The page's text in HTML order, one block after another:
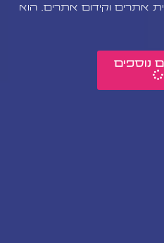
אתרים וקידום אתרים. הוא
נוספים